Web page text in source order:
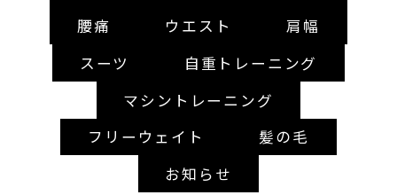
腰痛
ウエスト
肩幅
スーツ
自重トレーニング
マシントレーニング
フリーウェイト
髪の毛
お知らせ